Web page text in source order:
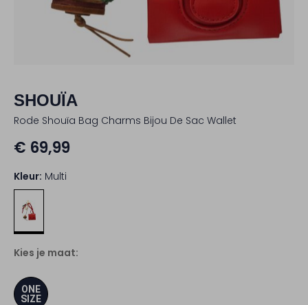
SHOUÏA
Rode Shouïa Bag Charms Bijou De Sac Wallet
€ 69,99
Kleur: Multi
Kies je maat:
ONE
SIZE